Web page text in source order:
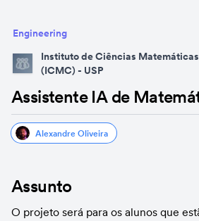
Instituto de Ciências
(ICMC) - USP
Engineering
Assistente IA de
Alexandre Oliveira
Assunto
O projeto será para os alunos que